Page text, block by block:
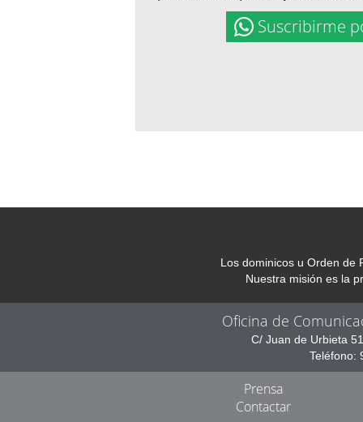
Suscribirme
Los dominicos u Orden de
Nuestra misión es la
Oficina de
C/ Juan de Urbieta
Teléfono:
Prensa
Contactar